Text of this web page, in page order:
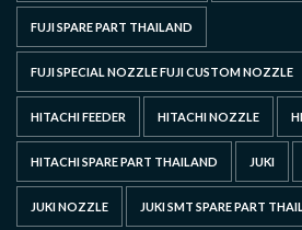
FUJI SPARE PART THAILAND
FUJI SPECIAL NOZZLE FUJI CUSTOM NOZZLE
HITACHI FEEDER HITACHI NOZZLE
HITACHI SPARE PART THAILAND JUKI
JUKI NOZZLE JUKI SMT SPARE PART